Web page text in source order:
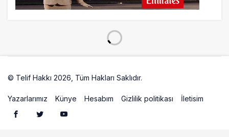
12 saat önce
İstanbul’a indi
Emirates’in reddettiği 10 Boeing 777X
için United kararı
14 saat önce
© Telif Hakkı 2026, Tüm Hakları Saklıdır.
Yazarlarımız Künye Hesabım Gizlilik politikası İletisim